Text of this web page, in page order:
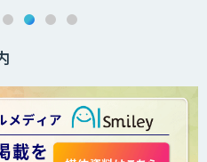
リューション「BPA1」
自動化ソリューション